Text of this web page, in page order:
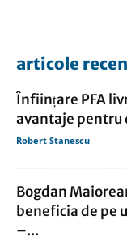
articole
Înființare PFA
avantaje pentru
Robert Stanescu
Bogdan
beneficia de pe
–...